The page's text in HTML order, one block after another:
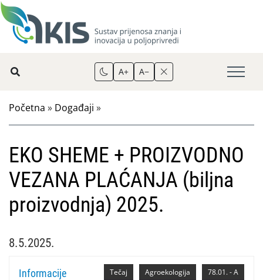
A+ A−
Početna » Događaji »
EKO SHEME + PROIZVODNO
VEZANA PLAĆANJA (biljna
proizvodnja) 2025.
8.5.2025.
78.01. - A
Agroekologija
Tečaj
Informacije